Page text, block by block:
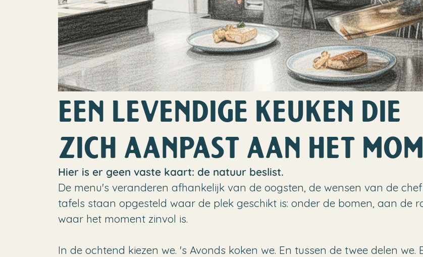
EEN LEVENDIGE KEUKEN DIE
ZICH AANPAST AAN HET
Hier is er geen vaste kaart: de natuur beslist.
De menu's veranderen afhankelijk van de oogsten, de wensen van de
tafels staan opgesteld waar de plek geschikt is: onder de bomen, aan de
waar het moment zinvol is.
In de ochtend kiezen we. 's Avonds koken we. En tussen de twee delen